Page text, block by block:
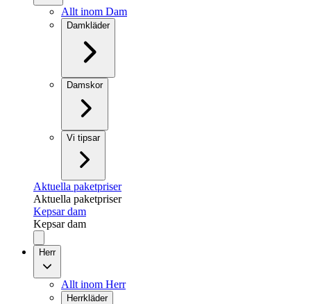
Allt inom Dam
Damkläder
Damskor
Vi tipsar
Aktuella paketpriser
Aktuella paketpriser
Kepsar dam
Kepsar dam
Herr
Allt inom Herr
Herrkläder